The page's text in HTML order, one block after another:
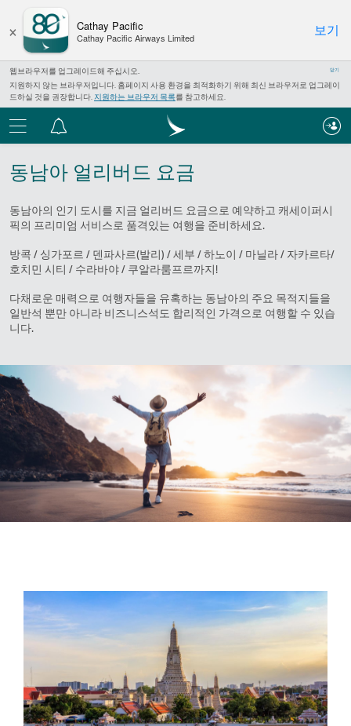
× Cathay Pacific
Cathay Pacific Airways Limited 보기
닫기
웹브라우저를 업그레이드해 주십시오.
지원하지 않는 브라우저입니다. 홈페이지 사용 환경을 최적화하기 위해 최신 브라우저로 업그레이
드하실 것을 권장합니다. 지원하는 브라우저 목록를 참고하세요.
센
터
동남아 얼리버드 요금
동남아의 인기 도시를 지금 얼리버드 요금으로 예약하고 캐세이퍼시
픽의 프리미엄 서비스로 품격있는 여행을 준비하세요.
방콕 / 싱가포르 / 덴파사르(발리) / 세부 / 하노이 / 마닐라 / 자카르타/
호치민 시티 / 수라바야 / 쿠알라룸프르까지!
다채로운 매력으로 여행자들을 유혹하는 동남아의 주요 목적지들을
일반석 뿐만 아니라 비즈니스석도 합리적인 가격으로 여행할 수 있습
니다.